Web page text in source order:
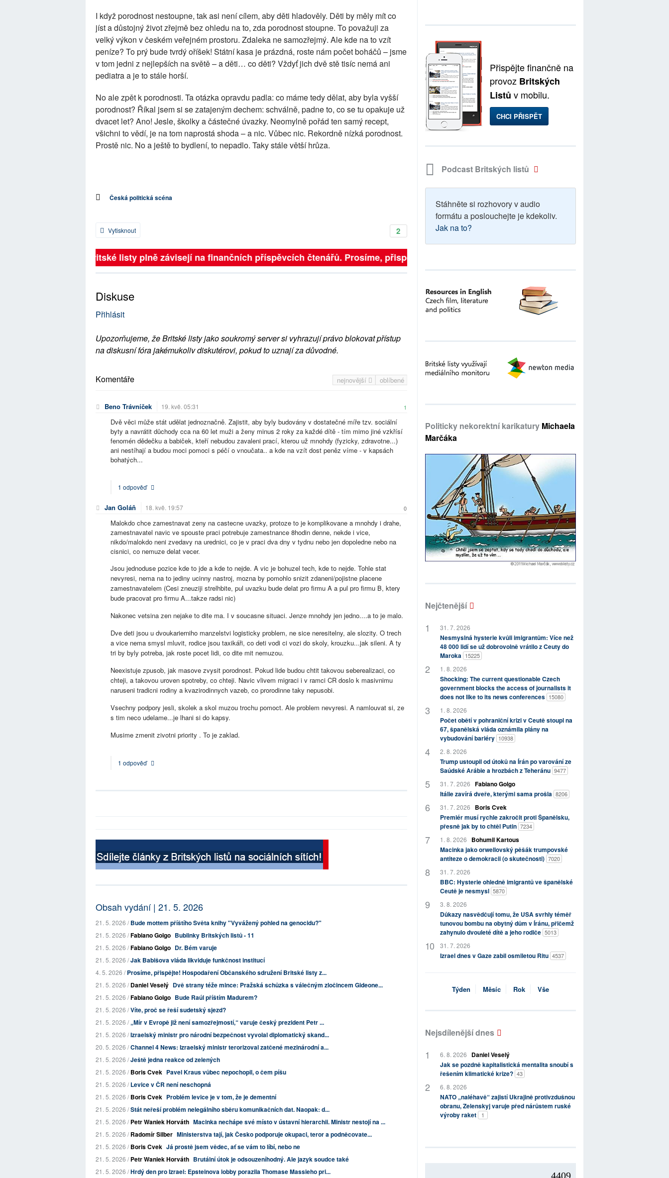
I když porodnost nestoupne, tak asi není cílem, aby děti hladověly. Děti by měly mít co
jíst a důstojný život zřejmě bez ohledu na to, zda porodnost stoupne. To považuji za
velký výkon v českém veřejném prostoru. Zdaleka ne samozřejmý. Ale kde na to vzít
peníze? To prý bude tvrdý oříšek! Státní kasa je prázdná, roste nám počet boháčů – jsme
v tom jedni z nejlepších na světě – a děti… co děti? Vždyť jich dvě stě tisíc nemá ani
pediatra a je to stále horší.
No ale zpět k porodnosti. Ta otázka opravdu padla: co máme tedy dělat, aby byla vyšší
porodnost? Říkal jsem si se zatajeným dechem: schválně, padne to, co se tu opakuje už
dvacet let? Ano! Jesle, školky a částečné úvazky. Neomylně pořád ten samý recept,
všichni to vědí, je na tom naprostá shoda – a nic. Vůbec nic. Rekordně nízká porodnost.
Prostě nic. No a ještě to bydlení, to nepadlo. Taky stále větší hrůza.
Česká politická scéna
2
Vytisknout
Britské listy plně závisejí na finančních příspěvcích čtenářů. Prosíme, přispějte. ➥
Diskuse
Přihlásit
Upozorňujeme, že Britské listy jako soukromý server si vyhrazují právo blokovat přístup
na diskusní fóra jakémukoliv diskutérovi, pokud to uznají za důvodné.
nejnovější oblíbené
Komentáře
Beno Trávníček 19. kvě. 05:31 1
Dvě věci může stát udělat jednoznačně. Zajistit, aby byly budovány v dostatečné míře tzv. sociální
byty a navrátit důchody cca na 60 let muži a ženy minus 2 roky za každé dítě - tím mimo jiné vzkřísí
fenomén dědečku a babiček, kteří nebudou zavaleni prací, kterou už mnohdy (fyzicky, zdravotne...)
ani nestíhají a budou moci pomoci s péčí o vnoučata.. a kde na vzít dost peněz víme - v kapsách
bohatých...
1 odpověď
Jan Goláň 18. kvě. 19:57 0
Malokdo chce zamestnavat zeny na castecne uvazky, protoze to je komplikovane a mnohdy i drahe,
zamestnavatel navic ve spouste praci potrebuje zamestnance 8hodin denne, nekde i vice,
nikdo/malokdo neni zvedavy na urednici, co je v praci dva dny v tydnu nebo jen dopoledne nebo na
cisnici, co nemuze delat vecer.
Jsou jednoduse pozice kde to jde a kde to nejde. A vic je bohuzel tech, kde to nejde. Tohle stat
nevyresi, nema na to jediny ucinny nastroj, mozna by pomohlo snizit zdaneni/pojistne placene
zamestnavatelem (Cesi zneuziji strelhbite, pul uvazku bude delat pro firmu A a pul pro firmu B, ktery
bude pracovat pro firmu A...takze radsi nic)
Nakonec vetsina zen nejake to dite ma. I v soucasne situaci. Jenze mnohdy jen jedno....a to je malo.
Dve deti jsou u dvoukarierniho manzelstvi logisticky problem, ne sice neresitelny, ale slozity. O trech
a vice nema smysl mluvit, rodice jsou taxikáři, co deti vodi ci vozi do skoly, krouzku...jak sileni. A ty
tri by byly potreba, jak roste pocet lidi, co dite mit nemuzou.
Neexistuje zpusob, jak masove zvysit porodnost. Pokud lide budou chtit takovou seberealizaci, co
chteji, a takovou uroven spotreby, co chteji. Navic vlivem migraci i v ramci CR doslo k masivnimu
naruseni tradicni rodiny a kvazirodinnych vazeb, co prorodinne taky nepusobi.
Vsechny podpory jesli, skolek a skol muzou trochu pomoct. Ale problem nevyresi. A namlouvat si, ze
s tim neco udelame...je lhani si do kapsy.
Musime zmenit zivotni priority . To je zaklad.
1 odpověď
Obsah vydání | 21. 5. 2026
21. 5. 2026 /Bude mottem příštího Světa knihy "Vyvážený pohled na genocidu?"
21. 5. 2026 /Fabiano Golgo Bublinky Britských listů - 11
21. 5. 2026 /Fabiano Golgo Dr. Bém varuje
21. 5. 2026 /Jak Babišova vláda likviduje funkčnost institucí
4. 5. 2026 /Prosíme, přispějte! Hospodaření Občanského sdružení Britské listy z...
21. 5. 2026 /Daniel Veselý Dvě strany téže mince: Pražská schůzka s válečným zločincem Gideone...
21. 5. 2026 /Fabiano Golgo Bude Raúl příštím Madurem?
21. 5. 2026 /Víte, proč se řeší sudetský sjezd?
21. 5. 2026 /„Mír v Evropě již není samozřejmostí,“ varuje český prezident Petr ...
21. 5. 2026 /Izraelský ministr pro národní bezpečnost vyvolal diplomatický skand...
20. 5. 2026 /Channel 4 News: Izraelský ministr terorizoval zatčené mezinárodní a...
21. 5. 2026 /Ještě jedna reakce od zelených
21. 5. 2026 /Boris Cvek Pavel Kraus vůbec nepochopil, o čem píšu
21. 5. 2026 /Levice v ČR není neschopná
21. 5. 2026 /Boris Cvek Problém levice je v tom, že je dementní
21. 5. 2026 /Stát neřeší problém nelegálního sběru komunikačních dat. Naopak: d...
21. 5. 2026 /Petr Waniek Horváth Macinka nechápe své místo v ústavní hierarchii. Ministr nestojí na ...
21. 5. 2026 /Radomír Silber Ministerstva tají, jak Česko podporuje okupaci, teror a podněcovate...
21. 5. 2026 /Boris Cvek Já prostě jsem vědec, ať se vám to líbí, nebo ne
21. 5. 2026 /Petr Waniek Horváth Brutální útok je odsouzeníhodný. Ale jazyk soudce také
21. 5. 2026 /Hrdý den pro Izrael: Epsteinova lobby porazila Thomase Massieho pri...
Přispějte finančně na
provoz Britských
Listů v mobilu.
CHCI PŘISPĚT
Podcast Britských listů
Stáhněte si rozhovory v audio
formátu a poslouchejte je kdekoliv.
Jak na to?
Politicky nekorektní karikatury Michaela
Marčáka
Nejčtenější
31. 7. 2026
Nesmyslná hysterie kvůli imigrantům: Více než
48 000 lidí se už dobrovolně vrátilo z Ceuty do
Maroka 15225
1. 8. 2026
Shocking: The current questionable Czech
government blocks the access of journalists it
does not like to its news conferences 15080
1. 8. 2026
Počet obětí v pohraniční krizi v Ceutě stoupl na
67, španělská vláda oznámila plány na
vybudování bariéry 10938
2. 8. 2026
Trump ustoupil od útoků na Írán po varování ze
Saúdské Arábie a hrozbách z Teheránu 9477
31. 7. 2026 Fabiano Golgo
Itálie zavírá dveře, kterými sama prošla 8206
31. 7. 2026
Boris Cvek
Premiér musí rychle zakročit proti Španělsku,
přesně jak by to chtěl Putin 7234
1. 8. 2026
Bohumil Kartous
Macinka jako orwellovský pěšák trumpovské
antiteze o demokracii (o skutečnosti) 7020
31. 7. 2026
BBC: Hysterie ohledně imigrantů ve španělské
Ceutě je nesmysl 5870
3. 8. 2026
Důkazy nasvědčují tomu, že USA svrhly téměř
tunovou bombu na obytný dům v Íránu, přičemž
zahynulo dvouleté dítě a jeho rodiče 5013
31. 7. 2026
Izrael dnes v Gaze zabil osmiletou Ritu 4537
Týden Měsíc Rok Vše
Nejsdílenější dnes
6. 8. 2026
Daniel Veselý
Jak se pozdně kapitalistická mentalita snoubí s
řešením klimatické krize? 43
6. 8. 2026
NATO „naléhavě“ zajistí Ukrajině protivzdušnou
obranu, Zelenskyj varuje před nárůstem ruské
výroby raket
1
4409